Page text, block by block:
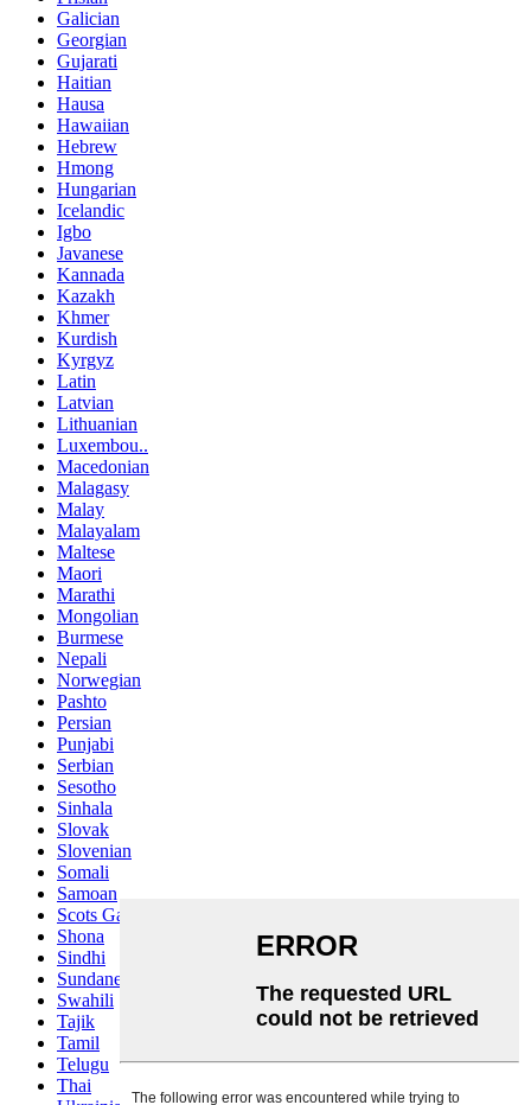
Galician
Georgian
Gujarati
Haitian
Hausa
Hawaiian
Hebrew
Hmong
Hungarian
Icelandic
Igbo
Javanese
Kannada
Kazakh
Khmer
Kurdish
Kyrgyz
Latin
Latvian
Lithuanian
Luxembou..
Macedonian
Malagasy
Malay
Malayalam
Maltese
Maori
Marathi
Mongolian
Burmese
Nepali
Norwegian
Pashto
Persian
Punjabi
Serbian
Sesotho
Sinhala
Slovak
Slovenian
Somali
Samoan
Scots Gaelic
Shona
Sindhi
Sundanese
Swahili
Tajik
Tamil
Telugu
Thai